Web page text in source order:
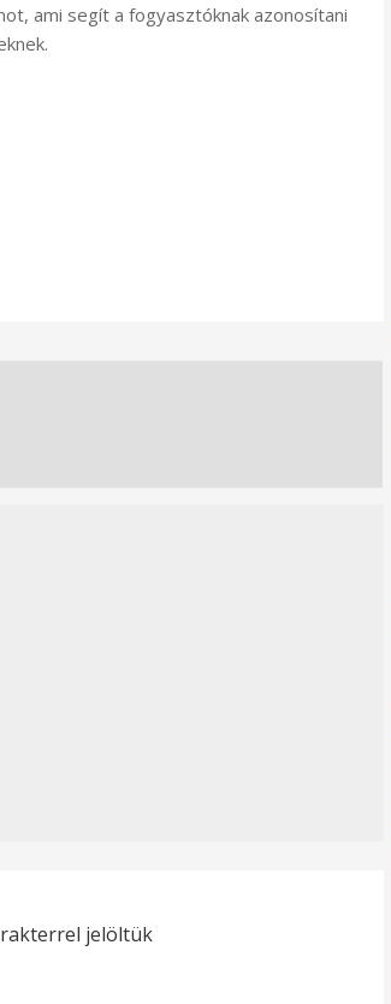
ami segít a fogyasztóknak azonosítani
jelöltük